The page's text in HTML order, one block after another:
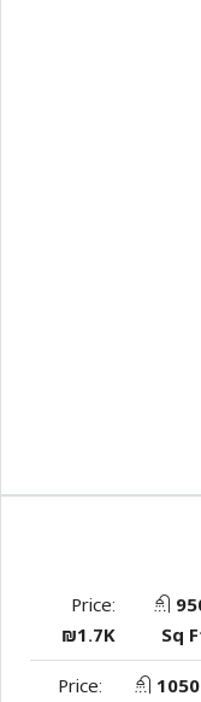
Sq
Price:
₪1.7K
1050
Price: